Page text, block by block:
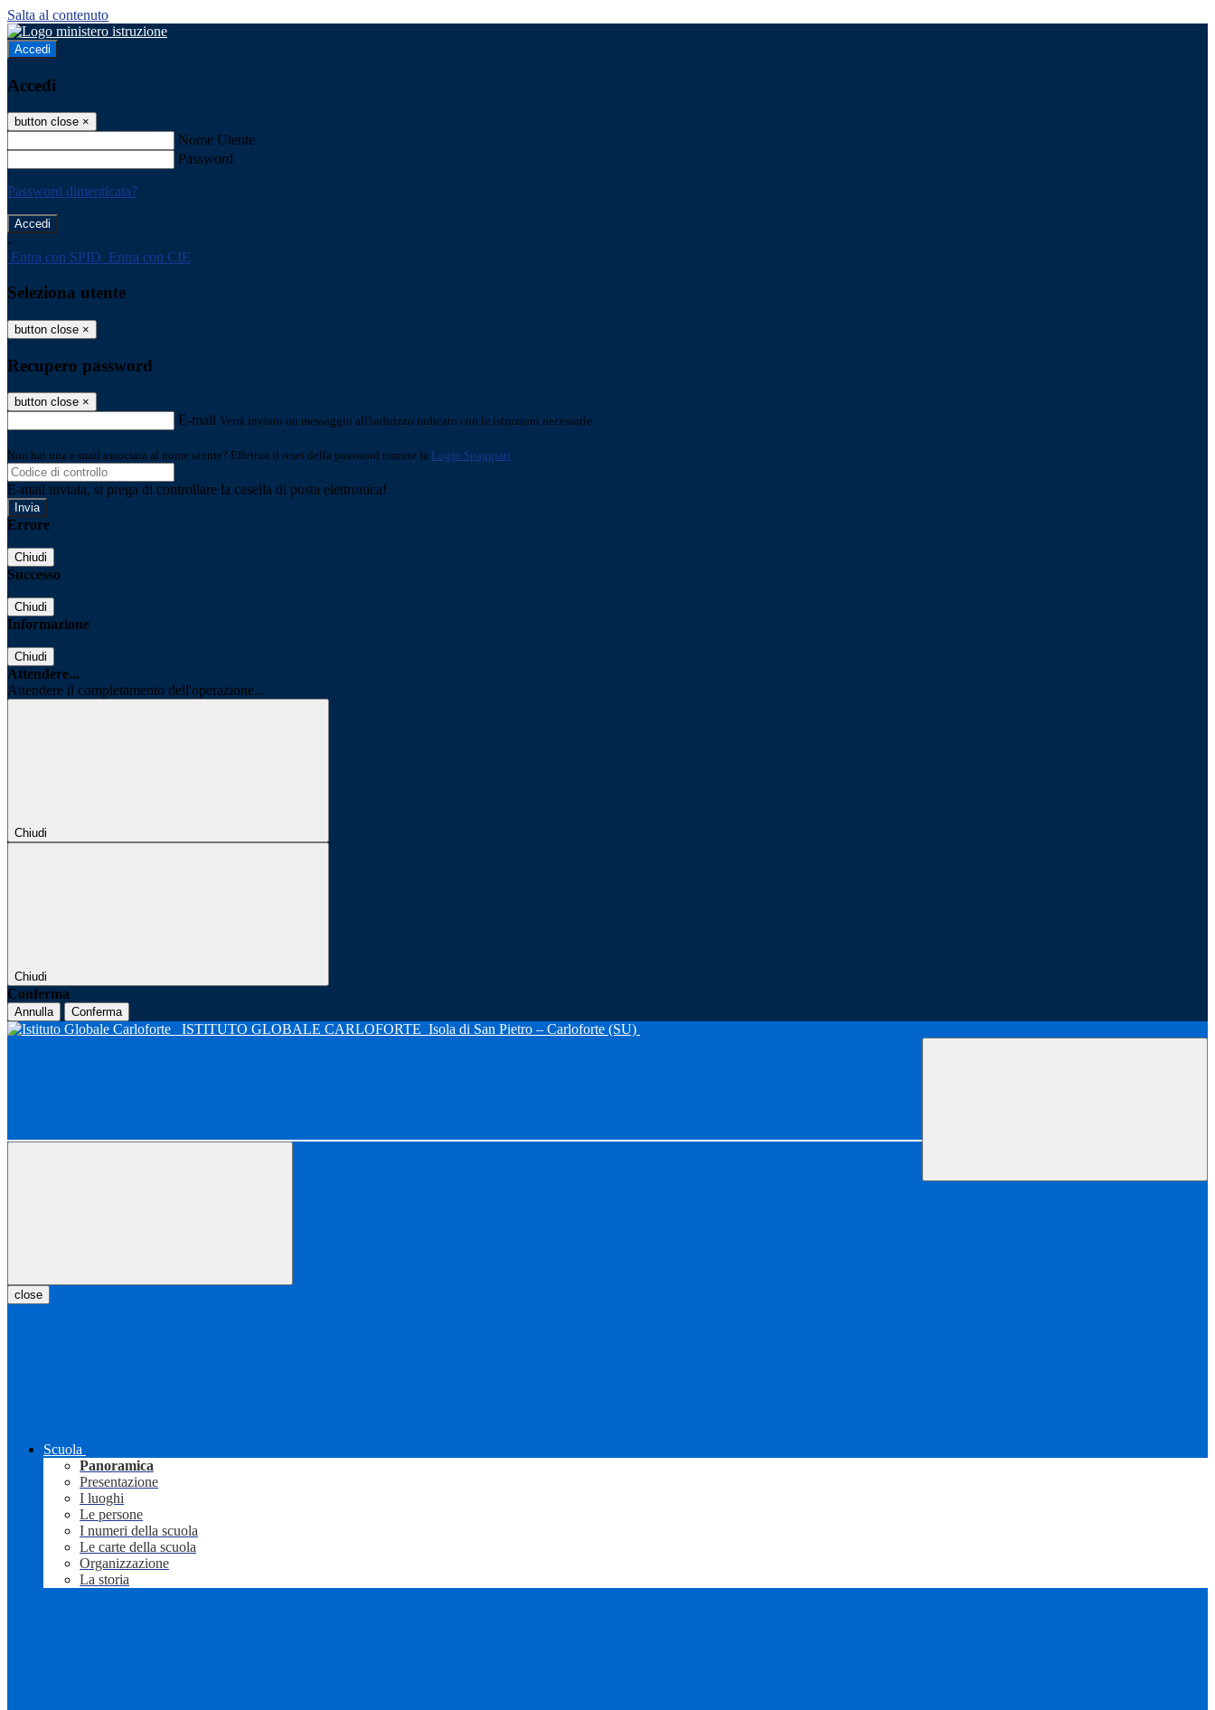
Salta al contenuto
Accedi
Accedi
button close ×
Nome Utente
Password
Password dimenticata?
-
Entra con SPID Entra con CIE
Seleziona utente
button close ×
Recupero password
button close ×
E-mail Verrà inviato un messaggio all'indirizzo indicato con le istruzioni necessarie.
Non hai una e-mail associata al nome utente? Effettua il reset della password tramite la Login Spaggiari
E-mail inviata, si prega di controllare la casella di posta elettronica!
Errore
Chiudi
Successo
Chiudi
Informazione
Chiudi
Attendere...
Attendere il completamento dell'operazione...
Chiudi
Chiudi
Conferma
Annulla Conferma
ISTITUTO GLOBALE CARLOFORTE Isola di San Pietro – Carloforte (SU)
close
Scuola
Panoramica
Presentazione
I luoghi
Le persone
I numeri della scuola
Le carte della scuola
Organizzazione
La storia